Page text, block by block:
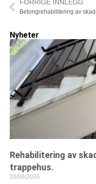
FORRIGE INNLEGG
Nyheter
Rehabilitering av
trappehus.
16/06/2026